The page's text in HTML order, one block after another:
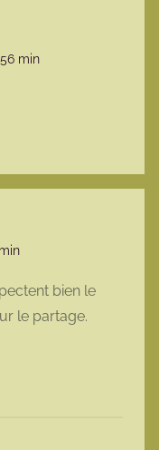
min
bien le
le partage.